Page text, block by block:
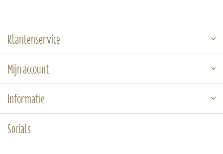
Klantenservice
Mijn account
Informatie
Socials